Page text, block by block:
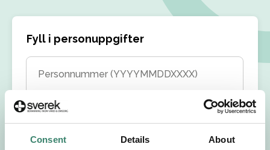
Consent Details About
Fyll i personuppgifter
Personnummer (YYYYMMDDXXXX)
Förnamn
Efternamn